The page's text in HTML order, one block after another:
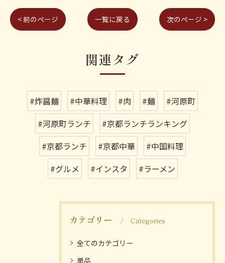
< 前のページ 一覧に戻る 次のページ >
関連タグ
#炸醤麺 #中華料理 #肉 #麺
#河原町
#河原町ランチ
#京都ランチランキング
#京都ランチ
#京都中華
#中国料理
#グルメ
#インスタ #ラーメン
カテゴリー Categories
全てのカテゴリー
単品